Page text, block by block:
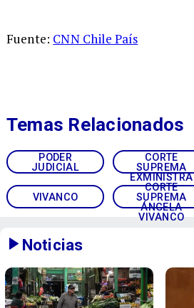
Fuente: CNN Chile País
PODER
JUDICIAL
CORTE
SUPREMA
VIVANCO
EXMINISTRA
CORTE
SUPREMA
ÁNGELA
VIVANCO
Temas Relacionados
Noticias